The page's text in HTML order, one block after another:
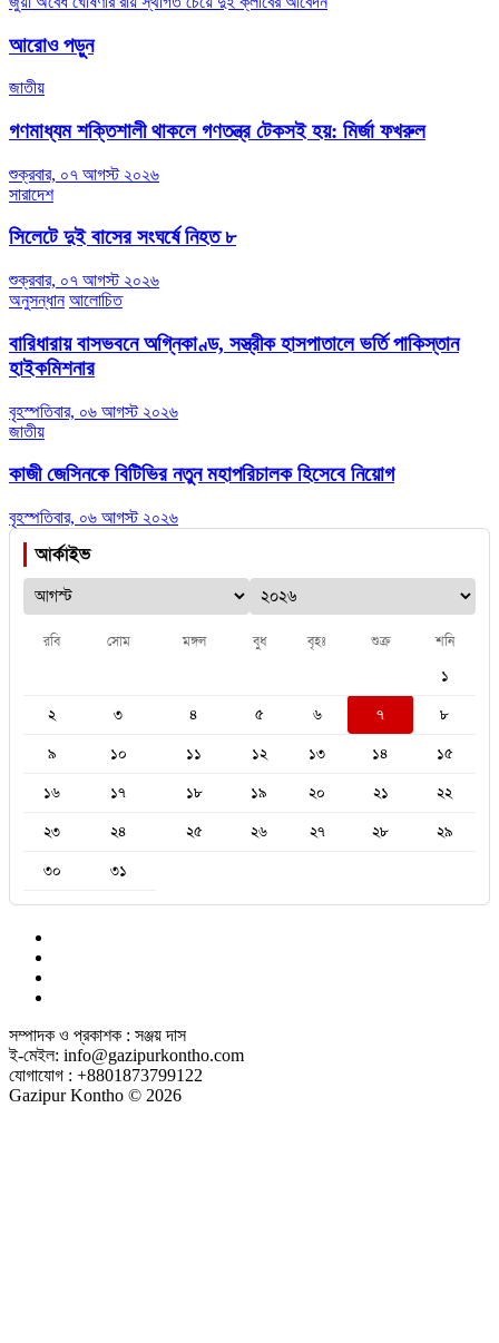
navigation
আরোও পড়ুন
জাতীয়
গণমাধ্যম শক্তিশালী থাকলে গণতন্ত্র টেকসই হয়: মির্জা ফখরুল
শুক্রবার, ০৭ আগস্ট ২০২৬
সারাদেশ
সিলেটে দুই বাসের সংঘর্ষে নিহত ৮
শুক্রবার, ০৭ আগস্ট ২০২৬
অনুসন্ধান আলোচিত
বারিধারায় বাসভবনে অগ্নিকাণ্ড, সস্ত্রীক হাসপাতালে ভর্তি পাকিস্তান
হাইকমিশনার
বৃহস্পতিবার, ০৬ আগস্ট ২০২৬
জাতীয়
কাজী জেসিনকে বিটিভির নতুন মহাপরিচালক হিসেবে নিয়োগ
বৃহস্পতিবার, ০৬ আগস্ট ২০২৬
আর্কাইভ
রবি সোম মঙ্গল বুধ বৃহঃ শুক্র শনি
১
২
৩ ৪ ৫ ৬ ৭
৮
৯
১০ ১১ ১২ ১৩ ১৪
১৫
১৬
১৭ ১৮ ১৯ ২০ ২১
২২
২৩
২৪ ২৫ ২৬ ২৭ ২৮
২৯
৩০
৩১
সম্পাদক ও প্রকাশক : সঞ্জয় দাস
ই-মেইল: info@gazipurkontho.com
যোগাযোগ : +8801873799122
Gazipur Kontho © 2026